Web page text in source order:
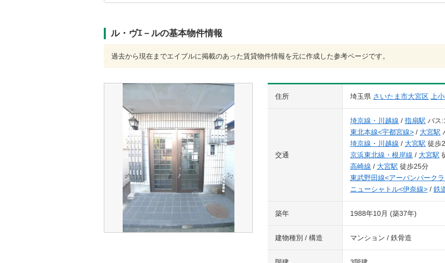
ル・ヴｴ－ルの基本物件情報
過去から現在までエイブルに掲載のあった賃貸物件情報を元に作成した参考ページです。
住所 埼玉県 さいたま市大宮区 上
交通
埼京線・川越線 / 指扇駅 バス
東北本線<宇都宮線> / 大宮駅
埼京線・川越線 / 大宮駅 徒歩
京浜東北線・根岸線 / 大宮駅
高崎線 / 大宮駅 徒歩25分
東武野田線<アーバンパーク
ニューシャトル<伊奈線> / 鉄
築年 1988年10月 (築37年)
建物種別 / 構造 マンション / 鉄骨造